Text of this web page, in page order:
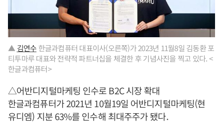
▲ 김연수 한글과컴퓨터 대표이사(오른쪽)가 2023년 11월8일 김동환 포
티투마루 대표와 전략적 파트너십을 체결한 후 기념사진을 찍고 있다. <
한글과컴퓨터>
△어반디지털마케팅 인수로 B2C 시장 확대
한글과컴퓨터가 2021년 10월19일 어반디지털마케팅(현
유디엠) 지분 63%를 인수해 최대주주가 됐다.